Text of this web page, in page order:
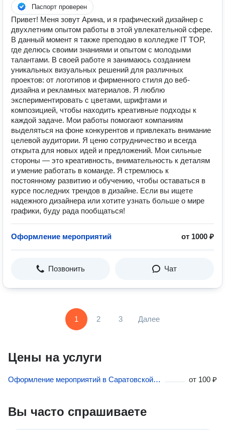
Паспорт проверен
Привет! Меня зовут Арина, и я графический дизайнер с
двухлетним опытом работы в этой увлекательной сфере.
В данный момент я также преподаю в колледже IT TOP,
где делюсь своими знаниями и опытом с молодыми
талантами. В своей работе я занимаюсь созданием
уникальных визуальных решений для различных
проектов: от логотипов и фирменного стиля до веб-
дизайна и рекламных материалов. Я люблю
экспериментировать с цветами, шрифтами и
композицией, чтобы находить креативные подходы к
каждой задаче. Мои работы помогают компаниям
выделяться на фоне конкурентов и привлекать внимание
целевой аудитории. Я ценю сотрудничество и всегда
открыта для новых идей и предложений. Мои сильные
стороны — это креативность, внимательность к деталям
и умение работать в команде. Я стремлюсь к
постоянному развитию и обучению, чтобы оставаться в
курсе последних трендов в дизайне. Если вы ищете
надежного дизайнера или хотите узнать больше о мире
графики, буду рада пообщаться!
Оформление мероприятий от 1000 ₽
Позвонить Чат
1 2 3 Далее
Цены на услуги
Оформление мероприятий в Саратовской области от 100 ₽
Вы часто спрашиваете